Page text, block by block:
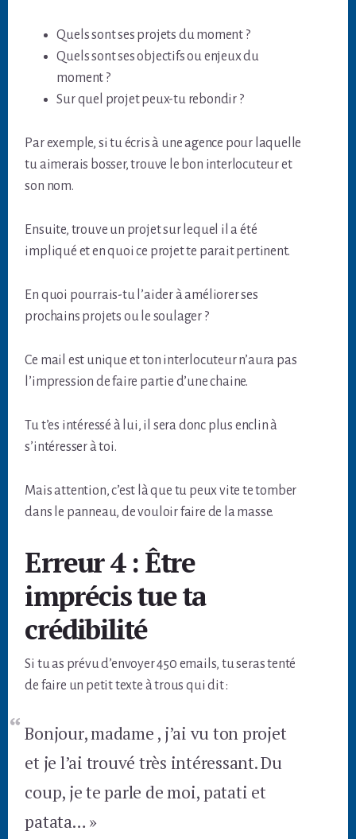
Quels sont ses projets du moment ?
Quels sont ses objectifs ou enjeux du
moment ?
Sur quel projet peux-tu rebondir ?
Par exemple, si tu écris à une agence pour laquelle
tu aimerais bosser, trouve le bon interlocuteur et
son nom.
Ensuite, trouve un projet sur lequel il a été
impliqué et en quoi ce projet te parait pertinent.
En quoi pourrais-tu l’aider à améliorer ses
prochains projets ou le soulager ?
Ce mail est unique et ton interlocuteur n’aura pas
l’impression de faire partie d’une chaine.
Tu t’es intéressé à lui, il sera donc plus enclin à
s’intéresser à toi.
Mais attention, c’est là que tu peux vite te tomber
dans le panneau, de vouloir faire de la masse.
Erreur 4 : Être
imprécis tue ta
crédibilité
Si tu as prévu d’envoyer 450 emails, tu seras tenté
de faire un petit texte à trous qui dit :
Bonjour, madame , j’ai vu ton projet
et je l’ai trouvé très intéressant. Du
coup, je te parle de moi, patati et
patata… »